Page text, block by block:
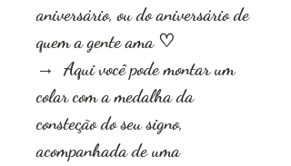
aniversário, ou do aniversário de
quem a gente ama ♡
→ Aqui você pode montar um
colar com a medalha da
consteção do seu signo,
acompanhada de uma